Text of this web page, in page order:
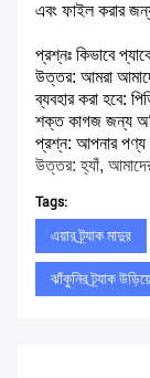
এবং ফাইল করার
প্রশ্নঃ কিভাবে
উত্তর: আমরা
ব্যবহার করা হবে:
শক্ত কাগজ জন্য
প্রশ্ন: আপনার পণ্য
উত্তর: হ্যাঁ,
Tags:
এয়ার ট্র্যাক মাদুর
ঝাঁকুনির ট্র্যাক উড়িয়ে